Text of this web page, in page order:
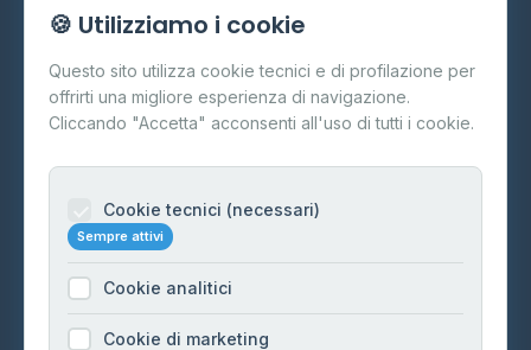
Cos'è il GPL
FAQ
Contatti
Informazioni legali
Cookie Policy
Preferenze Cookie
🍪 Utilizziamo i cookie
Questo sito utilizza cookie tecnici e di profilazione per
offrirti una migliore esperienza di navigazione.
Cliccando "Accetta" acconsenti all'uso di tutti i cookie.
Cookie tecnici (necessari)
Sempre attivi
Cookie analitici
Cookie di marketing